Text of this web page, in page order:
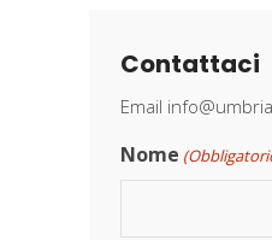
Contattaci
Email
Nome